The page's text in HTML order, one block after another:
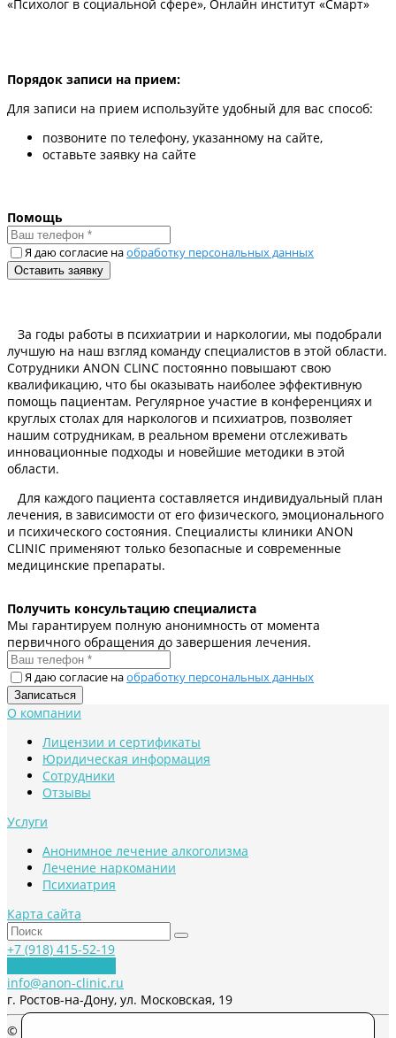
«Психолог в социальной сфере», Онлайн институт «Смарт»
Порядок записи на прием:
Для записи на прием используйте удобный для вас способ:
позвоните по телефону, указанному на сайте,
оставьте заявку на сайте
Помощь
Я даю согласие наобработку персональных данных
За годы работы в психиатрии и наркологии, мы подобрали
лучшую на наш взгляд команду специалистов в этой области.
Сотрудники ANON CLINC постоянно повышают свою
квалификацию, что бы оказывать наиболее эффективную
помощь пациентам. Регулярное участие в конференциях и
круглых столах для наркологов и психиатров, позволяет
нашим сотрудникам, в реальном времени отслеживать
инновационные подходы и новейшие методики в этой
области.
Для каждого пациента составляется индивидуальный план
лечения, в зависимости от его физического, эмоционального
и психического состояния. Специалисты клиники ANON
CLINIC применяют только безопасные и современные
медицинские препараты.
Получить консультацию специалиста
Мы гарантируем полную анонимность от момента
первичного обращения до завершения лечения.
Я даю согласие наобработку персональных данных
О компании
Лицензии и сертификаты
Юридическая информация
Сотрудники
Отзывы
Услуги
Анонимное лечение алкоголизма
Лечение наркомании
Психиатрия
Карта сайта
+7 (918) 415-52-19
info@anon-clinic.ru
г. Ростов-на-Дону, ул. Московская, 19
© 2026 Anon-Clinic, Все права защищены